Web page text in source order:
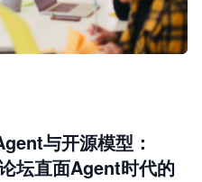
与开源模型：
坛直面Agent时代的